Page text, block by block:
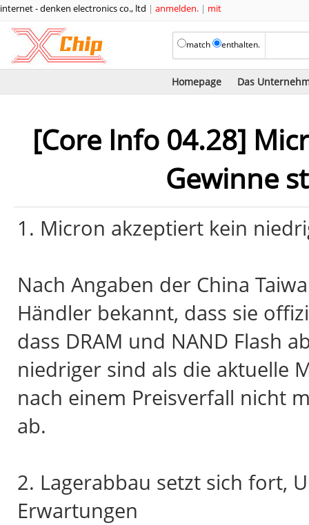
internet - denken electronics co., ltd | anmelden. | mit
match enthalten.
Homepage Das
[Core Info 04.28]
Gewinne
1. Micron akzeptiert kein
Nach Angaben der China
Händler bekannt, dass sie
dass DRAM und NAND Flash
niedriger sind als die aktuelle
nach einem Preisverfall nicht
ab.
2. Lagerabbau setzt sich fort,
Erwartungen